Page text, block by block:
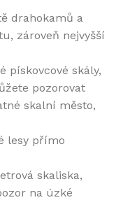
drahokamů a
zároveň nejvyšší
pískovcové skály,
pozorovat
skalní město,
lesy přímo
skaliska,
na úzké